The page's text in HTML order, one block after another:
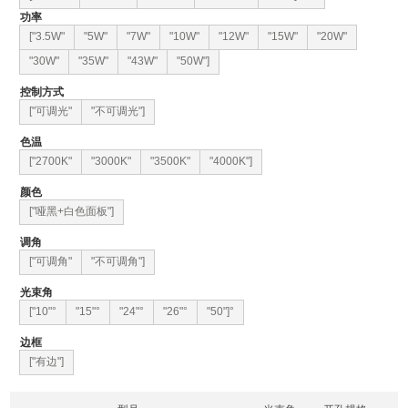
功率
["3.5W"
"5W" "7W" "10W" "12W" "15W"
"20W"
"30W"
"35W" "43W" "50W"]
控制方式
["可调光"
"不可调光"]
色温
["2700K"
"3000K" "3500K" "4000K"]
颜色
["哑黑+白色面板"]
调角
["可调角"
"不可调角"]
光束角
["10"°
"15"° "24"° "26"° "50"]°
边框
["有边"]